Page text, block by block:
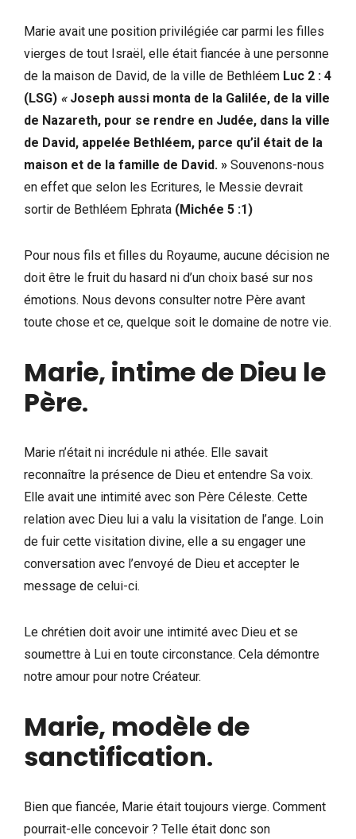
Marie avait une position privilégiée car parmi les filles
vierges de tout Israël, elle était fiancée à une personne
de la maison de David, de la ville de Bethléem Luc 2 : 4
(LSG) « Joseph aussi monta de la Galilée, de la ville
de Nazareth, pour se rendre en Judée, dans la ville
de David, appelée Bethléem, parce qu’il était de la
maison et de la famille de David. » Souvenons-nous
en effet que selon les Ecritures, le Messie devrait
sortir de Bethléem Ephrata (Michée 5 :1)
Pour nous fils et filles du Royaume, aucune décision ne
doit être le fruit du hasard ni d’un choix basé sur nos
émotions. Nous devons consulter notre Père avant
toute chose et ce, quelque soit le domaine de notre vie.
Marie, intime de Dieu le
Père.
Marie n’était ni incrédule ni athée. Elle savait
reconnaître la présence de Dieu et entendre Sa voix.
Elle avait une intimité avec son Père Céleste. Cette
relation avec Dieu lui a valu la visitation de l’ange. Loin
de fuir cette visitation divine, elle a su engager une
conversation avec l’envoyé de Dieu et accepter le
message de celui-ci.
Le chrétien doit avoir une intimité avec Dieu et se
soumettre à Lui en toute circonstance. Cela démontre
notre amour pour notre Créateur.
Marie, modèle de
sanctification.
Bien que fiancée, Marie était toujours vierge. Comment
pourrait-elle concevoir ? Telle était donc son